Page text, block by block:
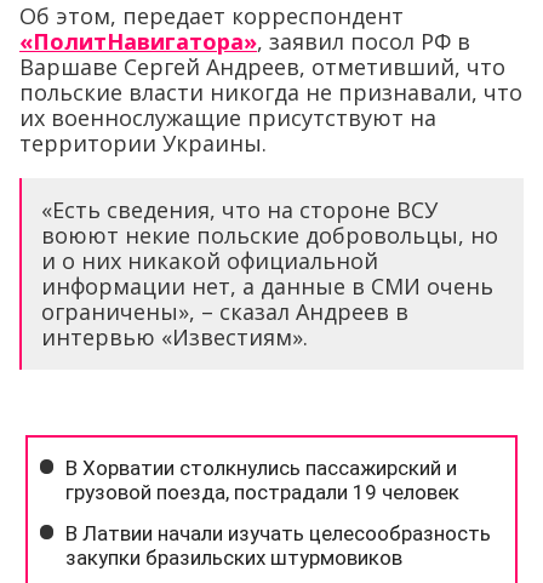
Об этом, передает корреспондент
«ПолитНавигатора», заявил посол РФ в
Варшаве Сергей Андреев, отметивший, что
польские власти никогда не признавали, что
их военнослужащие присутствуют на
территории Украины.
«Есть сведения, что на стороне ВСУ
воюют некие польские добровольцы, но
и о них никакой официальной
информации нет, а данные в СМИ очень
ограничены», – сказал Андреев в
интервью «Известиям».